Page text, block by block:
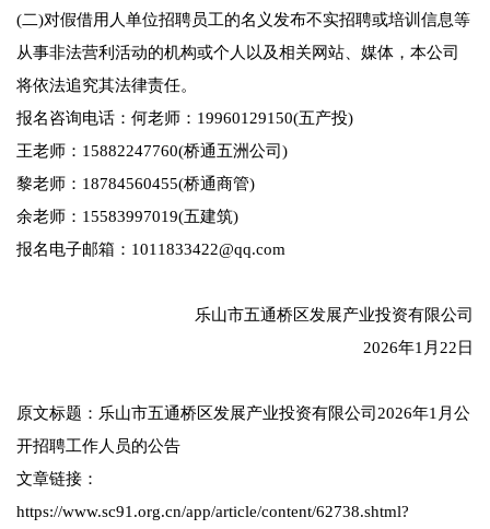
(二)对假借用人单位招聘员工的名义发布不实招聘或培训信息等
从事非法营利活动的机构或个人以及相关网站、媒体，本公司
将依法追究其法律责任。
报名咨询电话：何老师：19960129150(五产投)
王老师：15882247760(桥通五洲公司)
黎老师：18784560455(桥通商管)
余老师：15583997019(五建筑)
报名电子邮箱：1011833422@qq.com
乐山市五通桥区发展产业投资有限公司
2026年1月22日
原文标题：乐山市五通桥区发展产业投资有限公司2026年1月公
开招聘工作人员的公告
文章链接：
https://www.sc91.org.cn/app/article/content/62738.shtml?